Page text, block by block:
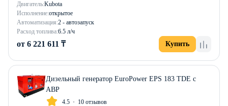
Двигатель:Kubota
Исполнение:открытое
Автоматизация:2 - автозапуск
Расход топлива:6.5 л/ч
от 6 221 611 ₸ Купить
Дизельный генератор EuroPower EPS 183 TDE с
АВР
4.5 10 отзывов